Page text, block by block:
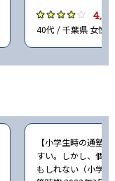
4.0
40代 / 千葉県 女性
【小学生時の通塾
すい。しかし、個
もしれない（小学4